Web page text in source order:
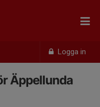
Logga in
Äppellunda